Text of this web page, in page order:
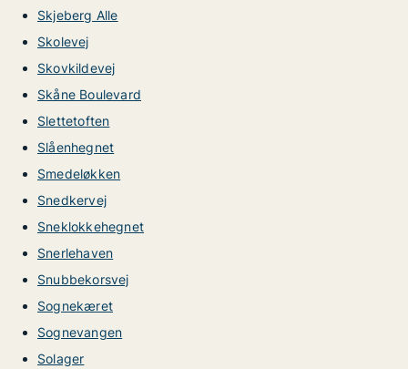
Skjeberg Alle
Skolevej
Skovkildevej
Skåne Boulevard
Slettetoften
Slåenhegnet
Smedeløkken
Snedkervej
Sneklokkehegnet
Snerlehaven
Snubbekorsvej
Sognekæret
Sognevangen
Solager